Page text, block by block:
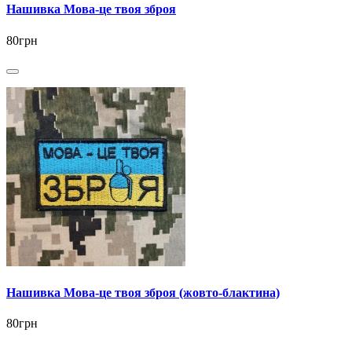
Нашивка Мова-це твоя зброя
80грн
Нашивка Мова-це твоя зброя (жовто-блактина)
80грн